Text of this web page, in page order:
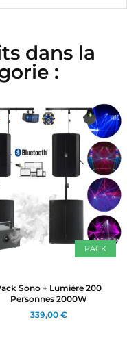
dans la
:
PACK
Sono + Lumière 200
Personnes 2000W
339,00 €